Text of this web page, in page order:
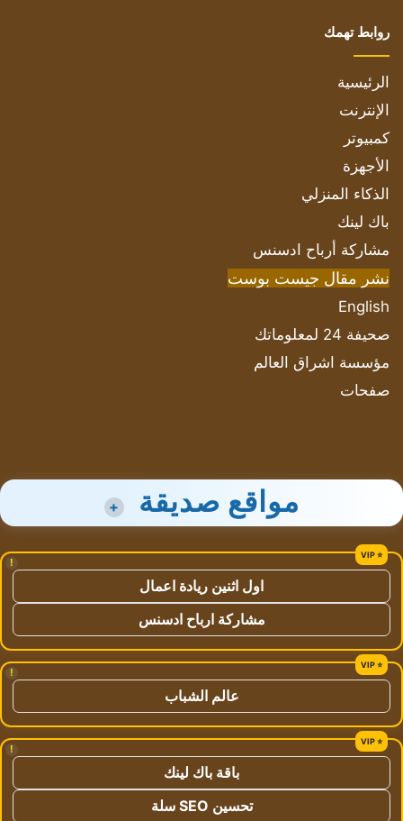
روابط تهمك
الرئيسية
الإنترنت
كمبيوتر
الأجهزة
الذكاء المنزلي
باك لينك
مشاركة أرباح ادسنس
نشر مقال جيست بوست
English
صحيفة 24 لمعلوماتك
مؤسسة اشراق العالم
صفحات
مواقع صديقة +
!
اول اثنين ريادة اعمال
مشاركة ارباح ادسنس
!
عالم الشباب
!
باقة باك لينك
تحسين SEO سلة